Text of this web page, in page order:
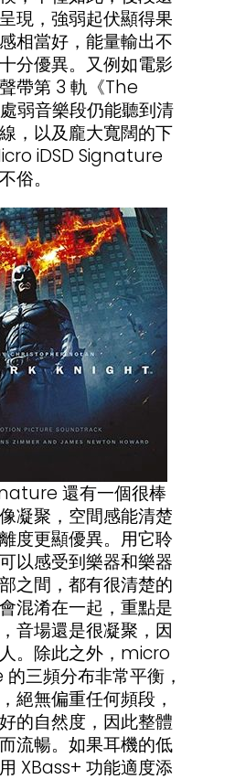
現，強弱起伏顯得果
相當好，能量輸出不
分優異。又例如電影
帶第 3 軌《The
弱音樂段仍能聽到清
，以及龐大寬闊的下
iDSD Signature
俗。
還有一個很棒
凝聚，空間感能清楚
度更顯優異。用它聆
以感受到樂器和樂器
之間，都有很清楚的
混淆在一起，重點是
音場還是很凝聚，因
。除此之外，micro
三頻分布非常平衡，
絕無偏重任何頻段，
的自然度，因此整體
流暢。如果耳機的低
XBass+ 功能適度添